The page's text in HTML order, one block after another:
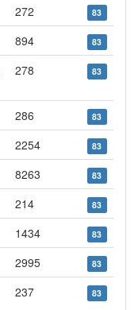
272 83
894 83
278 83
286 83
2254 83
8263 83
214 83
1434 83
2995 83
237 83